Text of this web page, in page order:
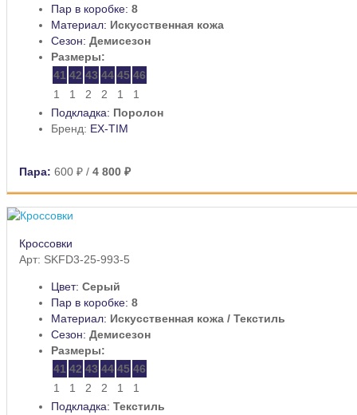
Пар в коробке: 8
Материал: Искусственная кожа
Сезон: Демисезон
Размеры:
41 42 43 44 45 46
1
1 2 2 1
1
Подкладка: Поролон
Бренд: EX-TIM
Пара: 600 ₽ / 4 800 ₽
Кроссовки
Арт: SKFD3-25-993-5
Цвет: Серый
Пар в коробке: 8
Материал: Искусственная кожа / Текстиль
Сезон: Демисезон
Размеры:
41 42 43 44 45 46
1
1 2 2 1
1
Подкладка: Текстиль